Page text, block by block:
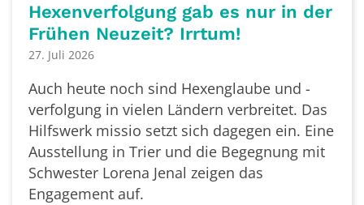
Hexenverfolgung gab es nur in der
Frühen Neuzeit? Irrtum!
27. Juli 2026
Auch heute noch sind Hexenglaube und -
verfolgung in vielen Ländern verbreitet. Das
Hilfswerk missio setzt sich dagegen ein. Eine
Ausstellung in Trier und die Begegnung mit
Schwester Lorena Jenal zeigen das
Engagement auf.